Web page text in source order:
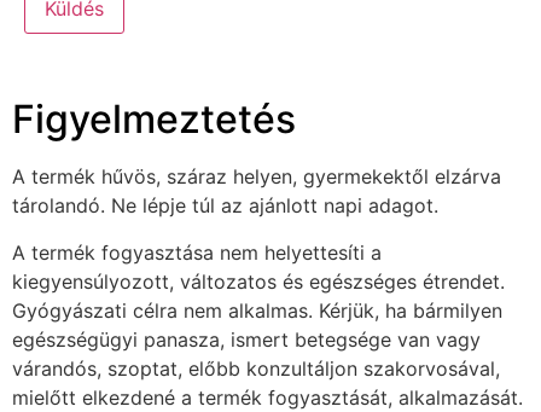
Figyelmeztetés
A termék hűvös, száraz helyen, gyermekektől elzárva
tárolandó. Ne lépje túl az ajánlott napi adagot.
A termék fogyasztása nem helyettesíti a
kiegyensúlyozott, változatos és egészséges étrendet.
Gyógyászati célra nem alkalmas. Kérjük, ha bármilyen
egészségügyi panasza, ismert betegsége van vagy
várandós, szoptat, előbb konzultáljon szakorvosával,
mielőtt elkezdené a termék fogyasztását, alkalmazását.